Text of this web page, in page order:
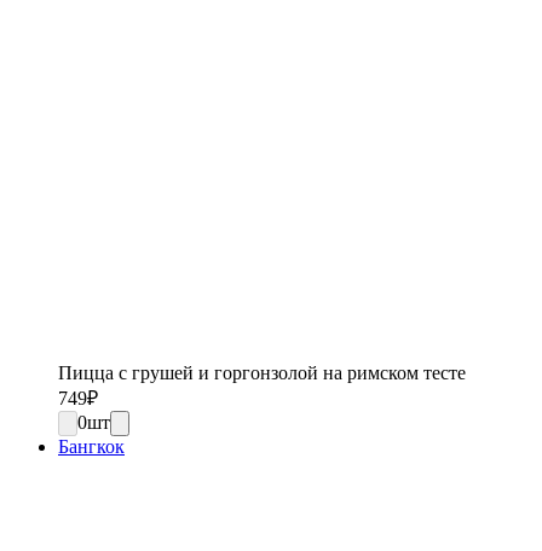
Пицца с грушей и горгонзолой на римском тесте
749₽
0шт
Бангкок